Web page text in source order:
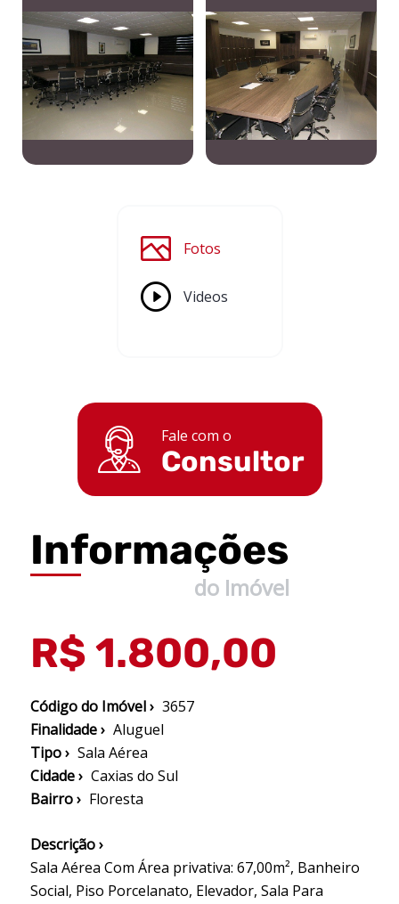
Fotos
Videos
Fale com o
Consultor
Informações
do Imóvel
R$ 1.800,00
Código do Imóvel › 3657
Finalidade › Aluguel
Tipo › Sala Aérea
Cidade › Caxias do Sul
Bairro › Floresta
Descrição ›
Sala Aérea Com Área privativa: 67,00m², Banheiro
Social, Piso Porcelanato, Elevador, Sala Para